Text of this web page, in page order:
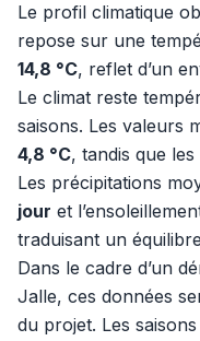
Le profil climatique
repose sur une
14,8 °C, reflet d’un
Le climat reste
saisons. Les valeurs
4,8 °C, tandis que les
Les précipitations
jour et
traduisant un
Dans le cadre d’un
Jalle, ces données
du projet. Les